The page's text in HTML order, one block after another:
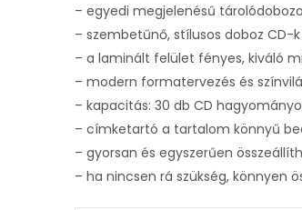
– egyedi megjelenésű
– szembetűnő, stílusos doboz CD-
– a laminált felület fényes, kiváló
– modern formatervezés és
– kapacitás: 30 db CD
– címketartó a tartalom könnyű
– gyorsan és egyszerűen
– ha nincsen rá szükség, könnyen